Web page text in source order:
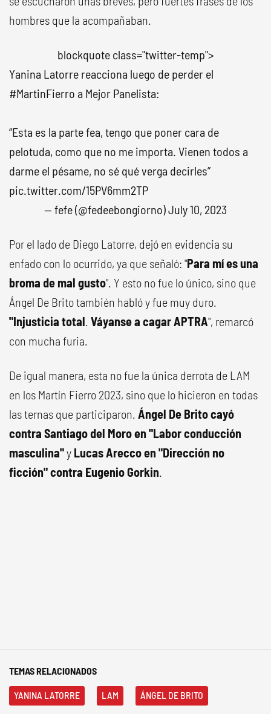
hombres que la acompañaban.
blockquote class="twitter-temp">
Yanina Latorre reacciona luego de perder el
#MartinFierro a Mejor Panelista:
“Esta es la parte fea, tengo que poner cara de
pelotuda, como que no me importa. Vienen todos a
darme el pésame, no sé qué verga decirles”
pic.twitter.com/15PV6mm2TP
— fefe (@fedeebongiorno)July 10, 2023
Por el lado de Diego Latorre, dejó en evidencia su
enfado con lo ocurrido, ya que señaló: "Para mí es una
broma de mal gusto". Y esto no fue lo único, sino que
Ángel De Brito también habló y fue muy duro.
"Injusticia total. Váyanse a cagar APTRA", remarcó
con mucha furia.
De igual manera, esta no fue la única derrota de LAM
en los Martín Fierro 2023, sino que lo hicieron en todas
las ternas que participaron. Ángel De Brito cayó
contra Santiago del Moro en "Labor conducción
masculina"y Lucas Arecco en "Dirección no
ficción" contra Eugenio Gorkin.
TEMAS RELACIONADOS
YANINA LATORRE LAM ÁNGEL DE BRITO